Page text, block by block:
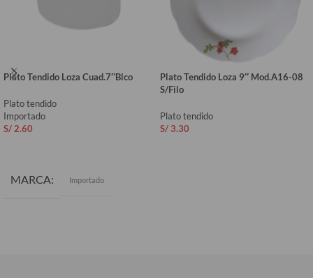
Plato Tendido Loza Cuad.7″Blco
Plato tendido
Importado
S/ 2.60
MARCA Importado
Plato Tendido Loza 9″ Mod.A16-08
S/Filo
Plato tendido
S/ 3.30